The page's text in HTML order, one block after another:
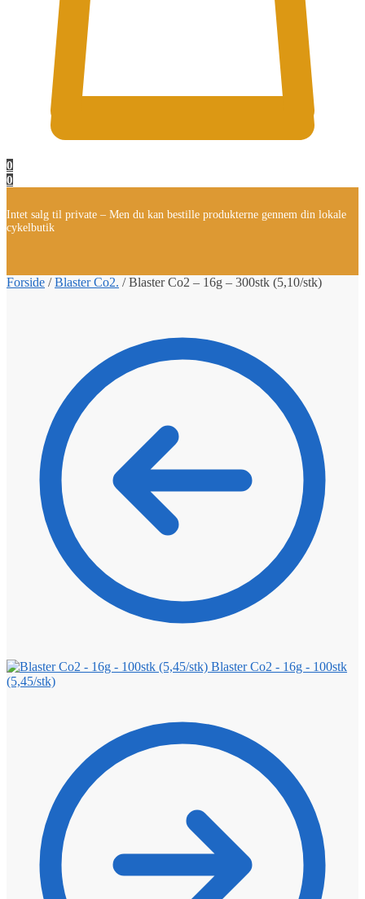
0
0
Intet salg til private – Men du kan bestille produkterne gennem din lokale
cykelbutik
Forside /Blaster Co2. /Blaster Co2 – 16g – 300stk (5,10/stk)
Blaster Co2 - 16g - 100stk
(5,45/stk)